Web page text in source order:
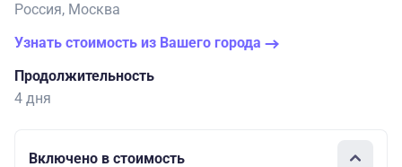
Россия, Москва
Узнать стоимость из Вашего города
Продолжительность
4 дня
Включено в стоимость